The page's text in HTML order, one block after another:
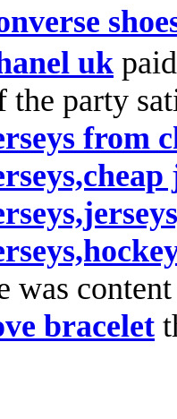
uk
the party
from
was
bracelet